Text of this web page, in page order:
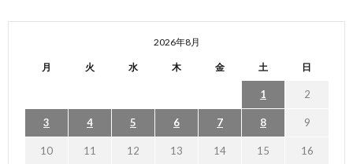
2026年8月
月 火 水 木 金 土 日
1 2
3 4 5 6 7 8 9
10 11 12 13 14 15 16